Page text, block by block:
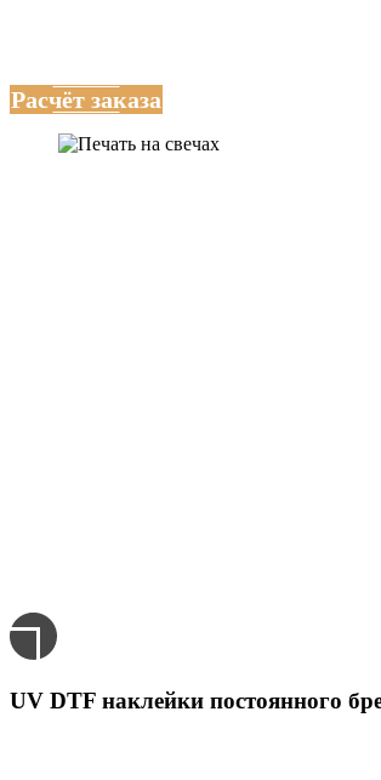
Расчёт заказа
UV DTF наклейки постоянного